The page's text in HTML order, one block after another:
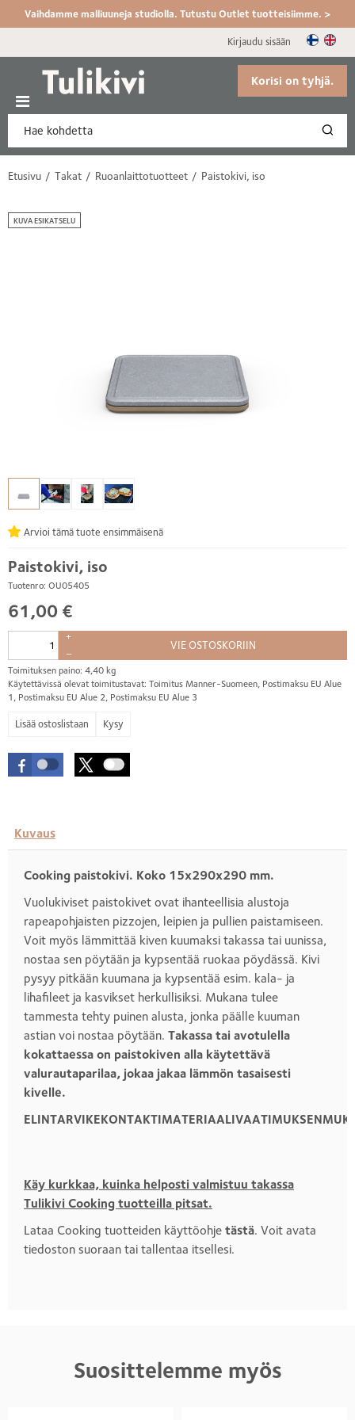
Vaihdamme malliuuneja studiolla. Tutustu Outlet tuotteisiimme. >
Kirjaudu sisään
Korisi on tyhjä.
Etusivu Takat Ruoanlaittotuotteet Paistokivi, iso
Paistokivi, iso
Tuotenro: OU05405
Arvioi tämä tuote ensimmäisenä
61,00 €
Toimituksen paino: 4,40 kg
+
–
VIE OSTOSKORIIN
Käytettävissä olevat toimitustavat: Toimitus Manner-Suomeen, Postimaksu EU Alue
1, Postimaksu EU Alue 2, Postimaksu EU Alue 3
Kysy
KUVA ESIKATSELU
Kuvaus
Cooking paistokivi. Koko 15x290x290 mm.
Vuolukiviset paistokivet ovat ihanteellisia alustoja
rapeapohjaisten pizzojen, leipien ja pullien paistamiseen.
Voit myös lämmittää kiven kuumaksi takassa tai uunissa,
nostaa sen pöytään ja kypsentää ruokaa pöydässä. Kivi
pysyy pitkään kuumana ja kypsentää esim. kala- ja
lihafileet ja kasvikset herkullisiksi. Mukana tulee
tammesta tehty puinen alusta, jonka päälle kuuman
astian voi nostaa pöytään. Takassa tai avotulella
kokattaessa on paistokiven alla käytettävä
valurautaparilaa, jokaa jakaa lämmön tasaisesti
kivelle.
Käy kurkkaa, kuinka helposti valmistuu takassa
Tulikivi Cooking tuotteilla pitsat.
Lataa Cooking tuotteiden käyttöohje tästä. Voit avata
tiedoston suoraan tai tallentaa itsellesi.
Suosittelemme myös